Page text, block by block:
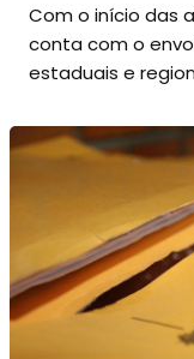
Com o início das
conta com o
estaduais e